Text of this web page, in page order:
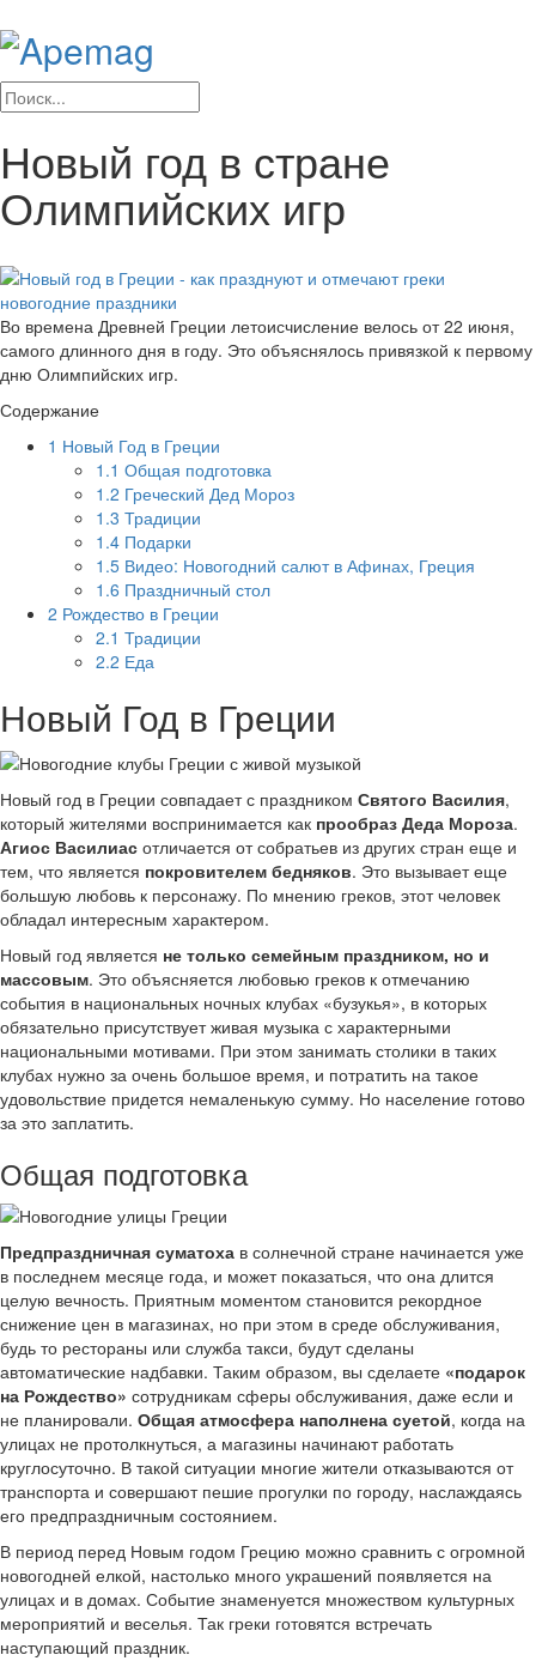
Новый год в стране
Олимпийских игр
Во времена Древней Греции летоисчисление велось от 22 июня,
самого длинного дня в году. Это объяснялось привязкой к первому
дню Олимпийских игр.
Содержание
1 Новый Год в Греции
1.1 Общая подготовка
1.2 Греческий Дед Мороз
1.3 Традиции
1.4 Подарки
1.5 Видео: Новогодний салют в Афинах, Греция
1.6 Праздничный стол
2 Рождество в Греции
2.1 Традиции
2.2 Еда
Новый Год в Греции
Новый год в Греции совпадает с праздником Святого Василия,
который жителями воспринимается как прообраз Деда Мороза.
Агиос Василиас отличается от собратьев из других стран еще и
тем, что является покровителем бедняков. Это вызывает еще
большую любовь к персонажу. По мнению греков, этот человек
обладал интересным характером.
Новый год является не только семейным праздником, но и
массовым. Это объясняется любовью греков к отмечанию
события в национальных ночных клубах «бузукья», в которых
обязательно присутствует живая музыка с характерными
национальными мотивами. При этом занимать столики в таких
клубах нужно за очень большое время, и потратить на такое
удовольствие придется немаленькую сумму. Но население готово
за это заплатить.
Общая подготовка
Предпраздничная суматоха в солнечной стране начинается уже
в последнем месяце года, и может показаться, что она длится
целую вечность. Приятным моментом становится рекордное
снижение цен в магазинах, но при этом в среде обслуживания,
будь то рестораны или служба такси, будут сделаны
автоматические надбавки. Таким образом, вы сделаете «подарок
на Рождество» сотрудникам сферы обслуживания, даже если и
не планировали. Общая атмосфера наполнена суетой, когда на
улицах не протолкнуться, а магазины начинают работать
круглосуточно. В такой ситуации многие жители отказываются от
транспорта и совершают пешие прогулки по городу, наслаждаясь
его предпраздничным состоянием.
В период перед Новым годом Грецию можно сравнить с огромной
новогодней елкой, настолько много украшений появляется на
улицах и в домах. Событие знаменуется множеством культурных
мероприятий и веселья. Так греки готовятся встречать
наступающий праздник.